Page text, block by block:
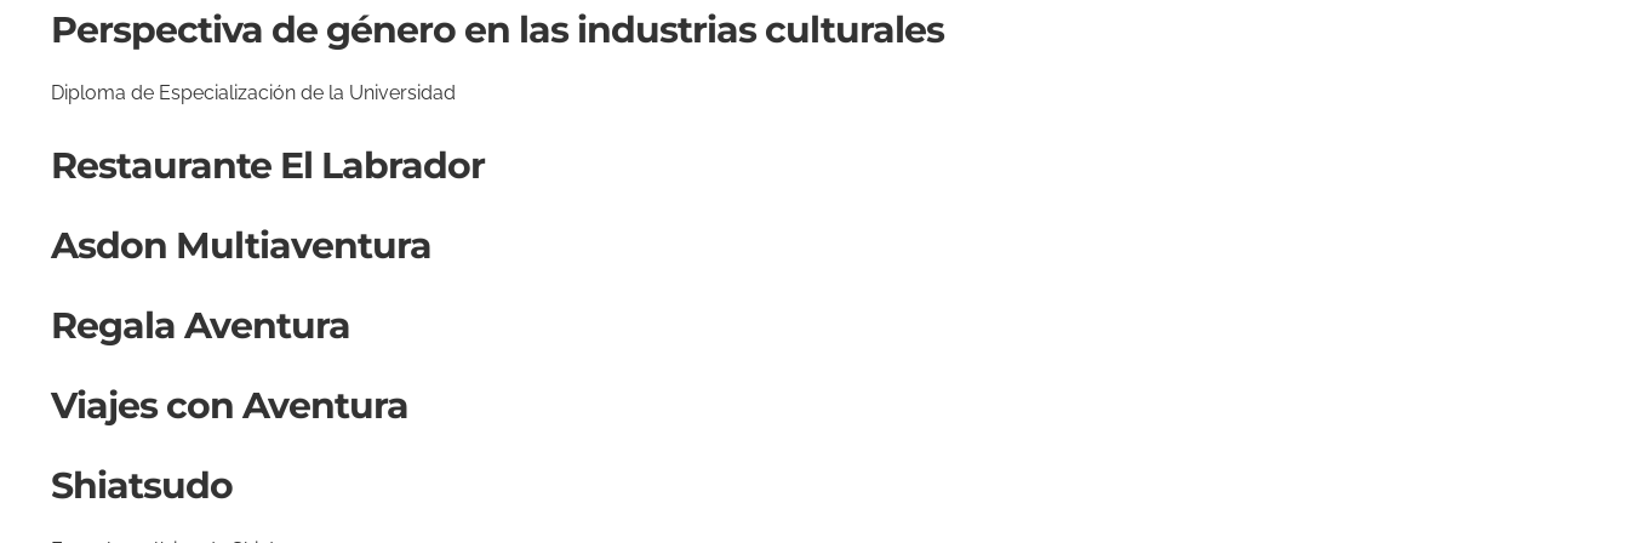
Perspectiva de género en las industrias culturales
Diploma de Especialización de la Universidad
Restaurante El Labrador
Asdon Multiaventura
Regala Aventura
Viajes con Aventura
Shiatsudo